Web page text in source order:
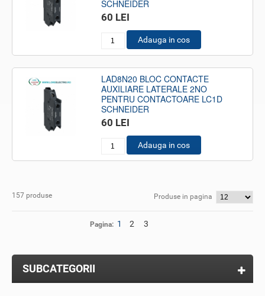
SCHNEIDER
60 LEI
Adauga in cos
LAD8N20 BLOC CONTACTE
AUXILIARE LATERALE 2NO
PENTRU CONTACTOARE LC1D
SCHNEIDER
60 LEI
Adauga in cos
157 produse Produse in pagina
Pagina: 1 2 3
SUBCATEGORII